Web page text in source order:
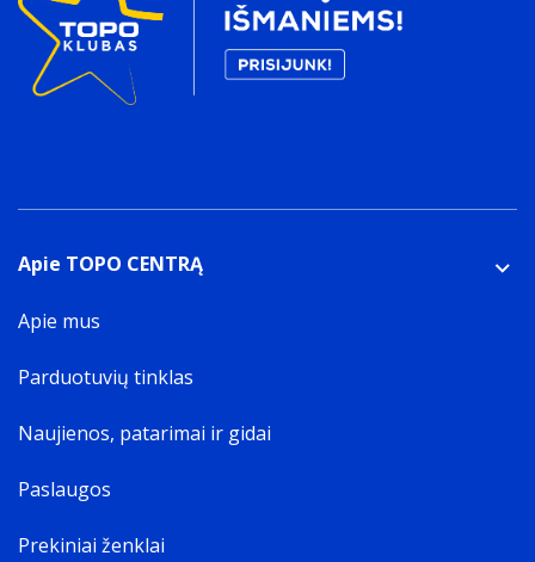
Apie TOPO CENTRĄ
Apie mus
Parduotuvių tinklas
Naujienos, patarimai ir gidai
Paslaugos
Prekiniai ženklai